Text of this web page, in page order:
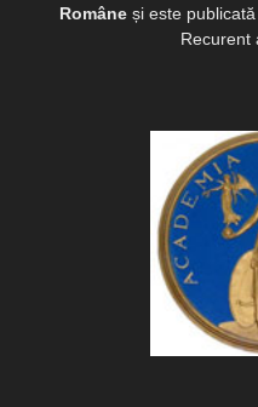
Româneși este publicată
Recurent